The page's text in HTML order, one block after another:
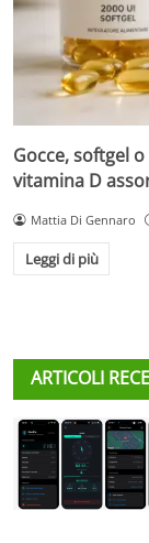
Gocce, softgel
vitamina D
Mattia Di Gennaro
Leggi di più
ARTICOLI